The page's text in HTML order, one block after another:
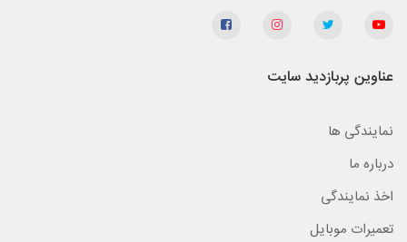
عناوین پربازدید سایت
نمایندگی ها
درباره ما
اخذ نمایندگی
تعمیرات موبایل